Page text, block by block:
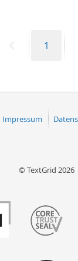
VorherigeSeite
1
Impressum
© TextGrid 2026